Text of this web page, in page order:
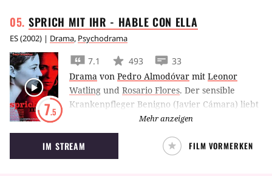
SPRICH MIT IHR - HABLE CON ELLA
ES(2002) | Drama, Psychodrama
7.5
7.1 493
33
Drama von Pedro Almodóvar mit Leonor
Watling und Rosario Flores. Der sensible
Krankenpfleger Benigno (Javier Cámara) liebt
die schöne Balletttänzerin Alicia (Leonor
Watling). Er widmet ihr nicht nur seine ganze
Arbeitszeit, sondern auch seine gesamte
Freizeit und Aufmerksamkeit. Denn Alicia
Mehr anzeigen
IM STREAM FILM VORMERKEN